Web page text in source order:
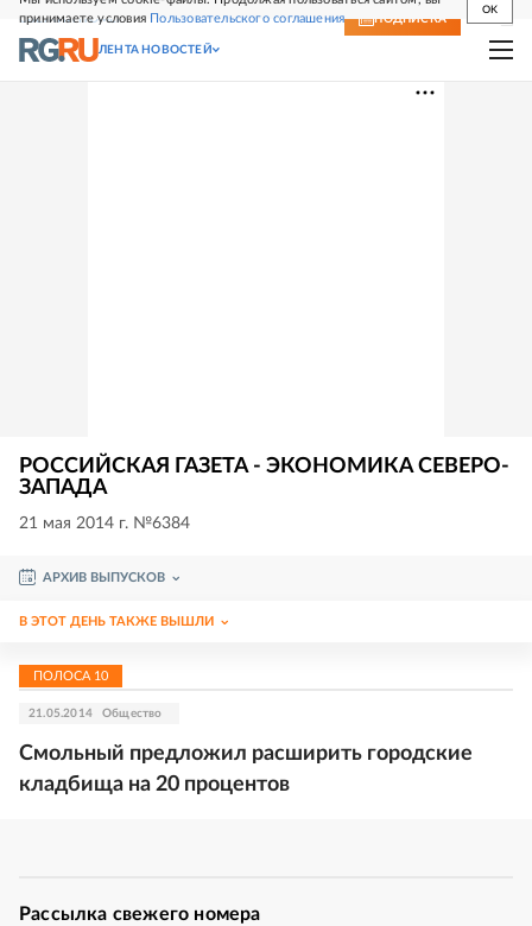
принимаете условия Пользовательского соглашения
OK
СВЕЖИЙ НОМЕР ПОДПИСКА
ЛЕНТА НОВОСТЕЙ
РОССИЙСКАЯ ГАЗЕТА - ЭКОНОМИКА СЕВЕРО-
ЗАПАДА
21 мая 2014 г. №6384
АРХИВ ВЫПУСКОВ
В ЭТОТ ДЕНЬ ТАКЖЕ ВЫШЛИ
ПОЛОСА 10
21.05.2014 Общество
Смольный предложил расширить городские
кладбища на 20 процентов
Рассылка свежего номера